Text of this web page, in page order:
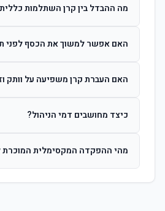
מה ההבדל בין קרן השתלמות
ההשקעות. קרן מסלולית עוקבת אחרי
האם אפשר למשוך את הכסף לפני תום 6
הרווחים. לאחר 6 שנים ניתן
האם העברת קרן משפיעה על וותק
החברות. הוותק ממשיך להיספר מיום
כיצד מחושבים דמי הניהול?
ומתן על שיעורם בעת הצטרפות.
מהי ההפקדה המקסימלית המוכרת